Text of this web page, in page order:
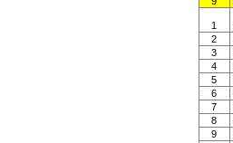
1
2
3
4
5
6
7
8
9